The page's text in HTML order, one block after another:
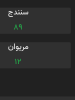
سنندج
89
مریوان
12